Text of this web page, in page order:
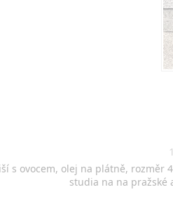
s ovocem, olej na plátně,
studia na na pražské